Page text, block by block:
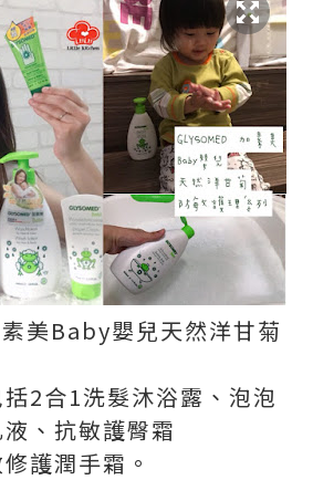
美Baby嬰兒天然洋甘菊
2合1洗髮沐浴露、泡泡
、抗敏護臀霜
護潤手霜。